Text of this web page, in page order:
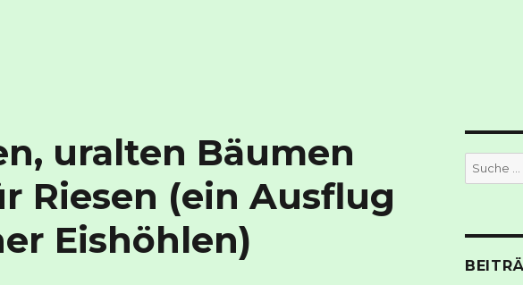
uralten Bäumen
Riesen (ein Ausflug
Eishöhlen)
Suche
nach: